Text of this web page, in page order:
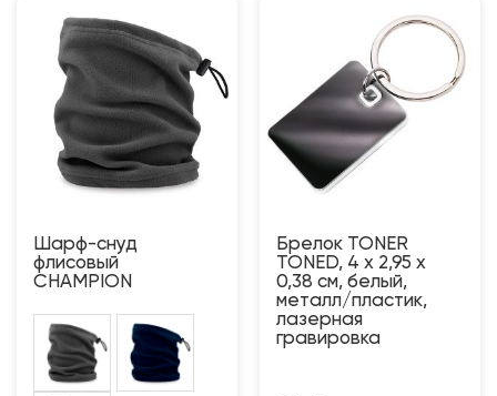
Шарф-снуд
флисовый
CHAMPION
Брелок TONER
TONED, 4 x 2,95 x
0,38 см, белый,
металл/пластик,
лазерная
гравировка